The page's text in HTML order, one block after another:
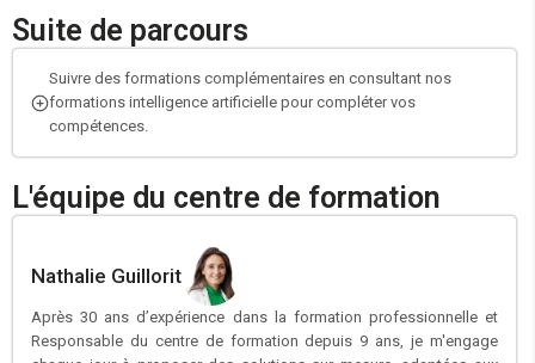
Suite de parcours
Suivre des formations complémentaires en consultant nos
formations intelligence artificielle pour compléter vos
compétences.
L'équipe du centre de formation
Nathalie Guillorit
Après 30 ans d’expérience dans la formation professionnelle et
Responsable du centre de formation depuis 9 ans, je m'engage